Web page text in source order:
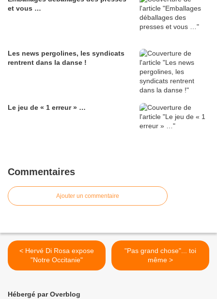
et vous …
Les news pergolines, les syndicats
rentrent dans la danse !
Le jeu de « 1 erreur » …
Commentaires
Ajouter un commentaire
< Hervé Di Rosa expose
"Notre Occitanie"
"Pas grand chose"... toi
même >
Hébergé par Overblog